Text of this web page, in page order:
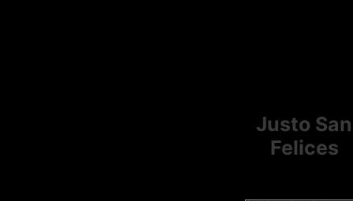
Justo San
Felices